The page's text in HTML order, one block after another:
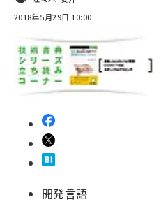
2018年5月29日 10:00
開発言語